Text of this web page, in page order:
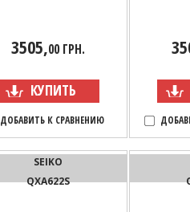
3505,00 ГРН.
КУПИТЬ
ДОБАВИТЬ К СРАВНЕНИЮ
SEIKO
QXA622S